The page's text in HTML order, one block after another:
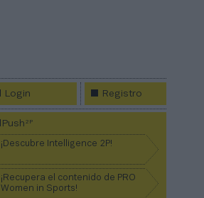
Login Registro
Push2P
¡Descubre Intelligence 2P!
¡Recupera el contenido de PRO
Women in Sports!